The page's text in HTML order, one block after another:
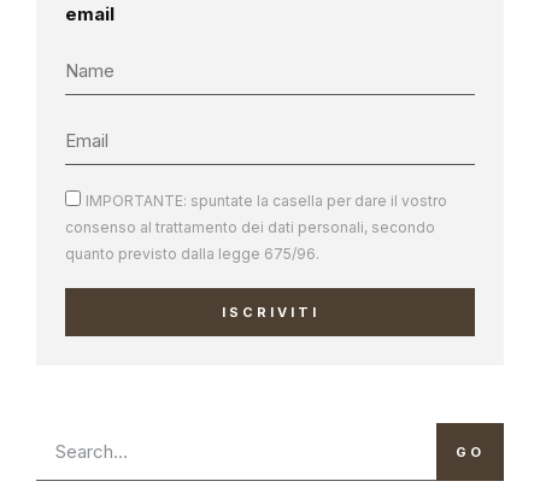
email
IMPORTANTE: spuntate la casella per dare il vostro
consenso al trattamento dei dati personali, secondo
quanto previsto dalla legge 675/96.
ISCRIVITI
GO